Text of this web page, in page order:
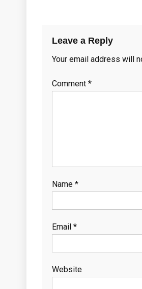
Leave a Reply
Your email address will
Comment *
Name *
Email *
Website